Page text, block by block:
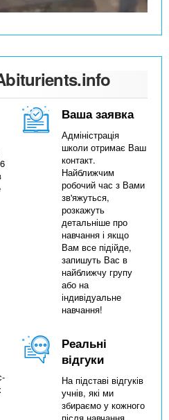
Ваша заявка
Адміністрація
школи отримає Ваш
контакт.
Найближчим
робочий час з Вами
зв'яжуться,
розкажуть
детальніше про
навчання і якщо
Вам все підійде,
запишуть Вас в
найближчу групу
або на
індивідуальне
навчання!
Реальні
відгуки
На підставі відгуків
учнів, які ми
збираємо у кожного